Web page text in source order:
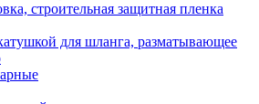
строительная защитная пленка
для шланга, разматывающее